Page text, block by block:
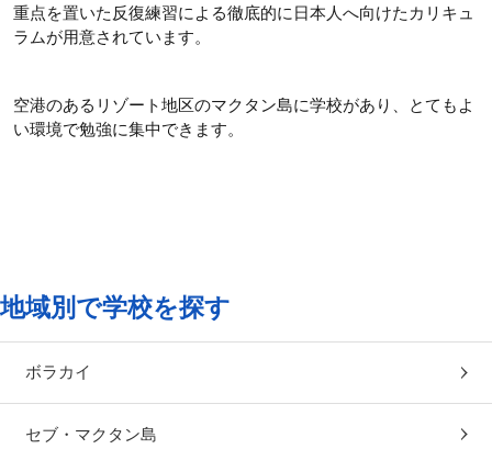
重点を置いた反復練習による徹底的に日本人へ向けたカリキュ
ラムが用意されています。
空港のあるリゾート地区のマクタン島に学校があり、とてもよ
い環境で勉強に集中できます。
地域別で学校を探す
ボラカイ
セブ・マクタン島